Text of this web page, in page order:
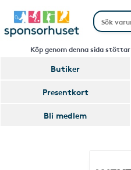
Köp genom denna sida
Butiker
Presentkort
Bli medlem